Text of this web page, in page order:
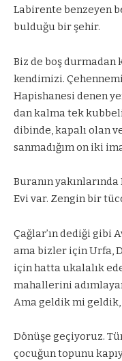
Labirente benzeyen
bulduğu bir şehir.
Biz de boş durmadan
kendimizi.
Hapishanesi denen
dan kalma tek
dibinde, kapalı olan
sanmadığım on iki
Buranın
Evi var. Zengin bir
Çağlar’ın dediği gibi
ama bizler için Urfa,
için hatta ukalalık
mahallerini
Ama geldik mi
Dönüşe geçiyoruz.
çocuğun topunu